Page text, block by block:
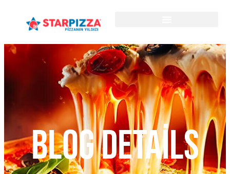
BLOG DETAILS